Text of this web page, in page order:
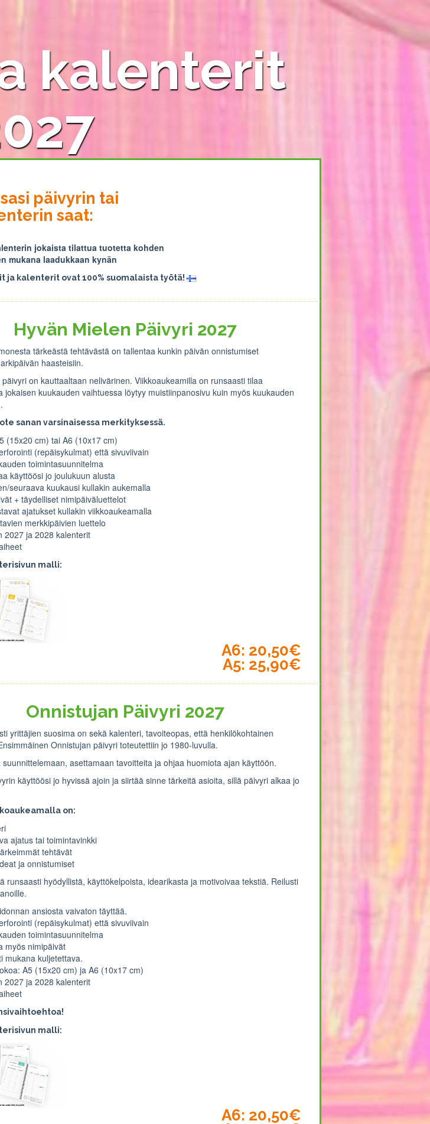
kalenterit
päivyrin tai
saat:
jokaista tilattua tuotetta kohden
mukana laadukkaan kynän
ja kalenterit ovat 100% suomalaista työtä!
Hyvän Mielen Päivyri 2027
tärkeästä tehtävästä on tallentaa kunkin päivän onnistumiset
haasteisiin.
on kauttaaltaan nelivärinen. Viikkoaukeamilla on runsaasti tilaa
jokaisen kuukauden vaihtuessa löytyy muistiinpanosivu kuin myös kuukauden
sanan varsinaisessa merkityksessä.
(15x20 cm) tai A6 (10x17 cm)
(repäisykulmat) että sivuviivain
toimintasuunnitelma
käyttöösi jo joulukuun alusta
seuraava kuukausi kullakin aukemalla
+ täydelliset nimipäiväluettelot
ajatukset kullakin viikkoaukeamalla
merkkipäivien luettelo
2027 ja 2028 kalenterit
malli:
A6: 20,50€
A5: 25,90€
Onnistujan Päivyri 2027
yrittäjien suosima on sekä kalenteri, tavoiteopas, että henkilökohtainen
Onnistujan päivyri toteutettiin jo 1980-luvulla.
suunnittelemaan, asettamaan tavoitteita ja ohjaa huomiota ajan käyttöön.
käyttöösi jo hyvissä ajoin ja siirtää sinne tärkeitä asioita, sillä päivyri alkaa jo
on:
ajatus tai toimintavinkki
tehtävät
ja onnistumiset
runsaasti hyödyllistä, käyttökelpoista, idearikasta ja motivoivaa tekstiä. Reilusti
ansiosta vaivaton täyttää.
(repäisykulmat) että sivuviivain
toimintasuunnitelma
myös nimipäivät
mukana kuljetettava.
A5 (15x20 cm) ja A6 (10x17 cm)
2027 ja 2028 kalenterit
malli:
A6: 20,50€